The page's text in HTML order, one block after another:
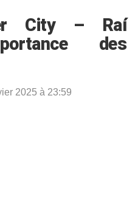
City – Raí
des
2025 à 23:59